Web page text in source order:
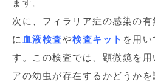
ます。
次に、フィラリア症の感染の
に血液検査や検査キット を用
す。この検査では、顕微鏡を用
アの幼虫が存在するかどうか